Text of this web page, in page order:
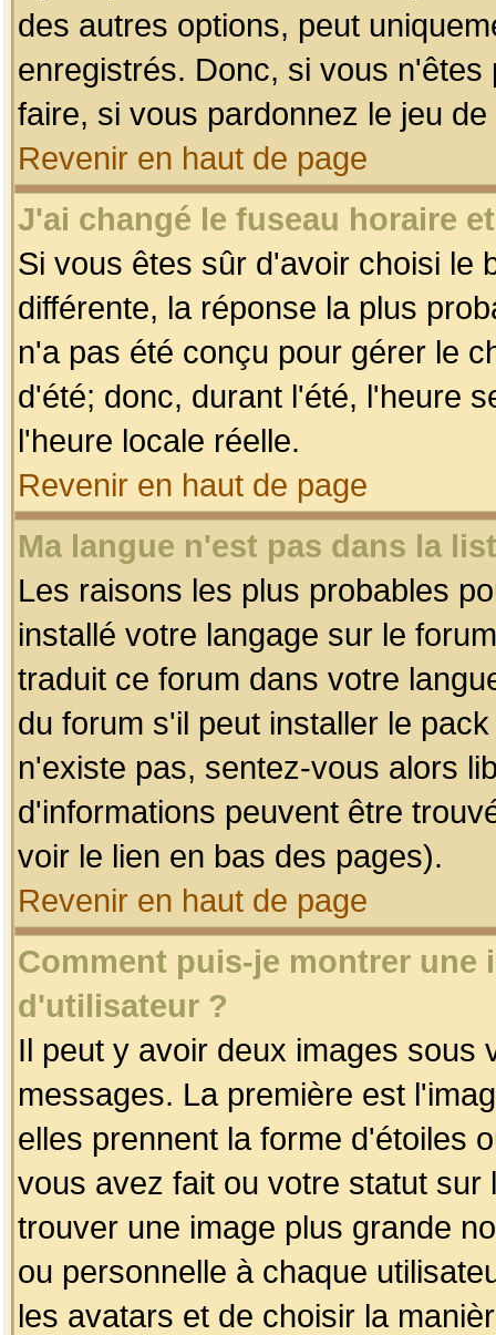
des autres options, peut
enregistrés. Donc, si vous
faire, si vous pardonnez le jeu
Revenir en haut de page
J'ai changé le fuseau horaire
Si vous êtes sûr d'avoir choisi le
différente, la réponse la plus
n'a pas été conçu pour gérer le
d'été; donc, durant l'été, l'heure
l'heure locale réelle.
Revenir en haut de page
Ma langue n'est pas dans la
Les raisons les plus probables
installé votre langage sur le
traduit ce forum dans votre
du forum s'il peut installer le
n'existe pas, sentez-vous alors
d'informations peuvent être
voir le lien en bas des pages).
Revenir en haut de page
Comment puis-je montrer une
d'utilisateur ?
Il peut y avoir deux images sous
messages. La première est
elles prennent la forme d'étoiles
vous avez fait ou votre statut
trouver une image plus grande
ou personnelle à chaque
les avatars et de choisir la